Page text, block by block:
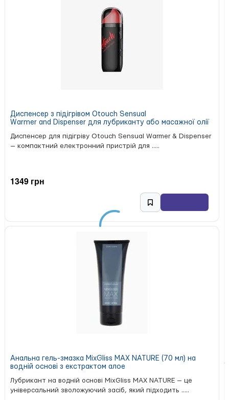
флакон із дозатором для зручності.
Water, Glycerin, Propylene Glycol,
Hydroxyethylcellulose, Sodium Benzoate, Diazolidinyl Urea,
Acesulfame Potassium, Potassium Sorbate, Citric Acid
Тип: лубрикант
Дія: без ефекту
Диспенсер з підігрівом Otouch Sensual
Warmer and Dispenser для лубриканту або масажної олії
Диспенсер для підігріву Otouch Sensual Warmer & Dispenser
— компактний електронний пристрій для .....
1349 грн
Анальна гель-змазка MixGliss MAX NATURE (70 мл) на
водній основі з екстрактом алое
Лубрикант на водній основі MixGliss MAX NATURE — це
універсальний зволожуючий засіб, який підходить .....